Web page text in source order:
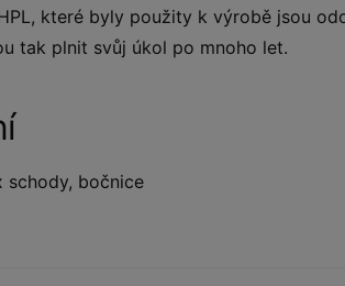
které byly použity k výrobě jsou
tak plnit svůj úkol po mnoho let.
schody, bočnice